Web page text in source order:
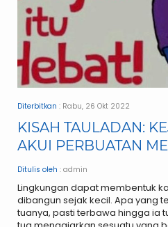
Diterbitkan : Rabu, 26 Okt 2022
KISAH TAULADAN:
AKUI PERBUATAN
Ditulis oleh : admin
Lingkungan dapat membentuk
dibangun sejak kecil. Apa yang
tuanya, pasti terbawa hingga ia